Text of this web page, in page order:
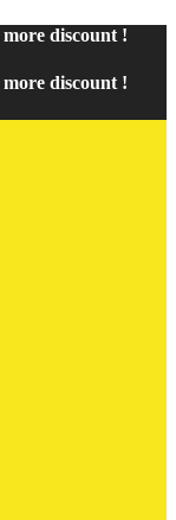
more discount !
more discount !